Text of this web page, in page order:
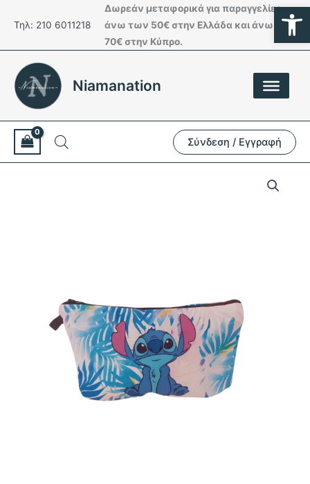
στοΤηλ: 210 6011218
Δωρεάν μεταφορικά για παραγγελίες
άνω των 50€ στην Ελλάδα και άνω των
70€ στην Κύπρο.
Niamanation
Σύνδεση / Εγγραφή